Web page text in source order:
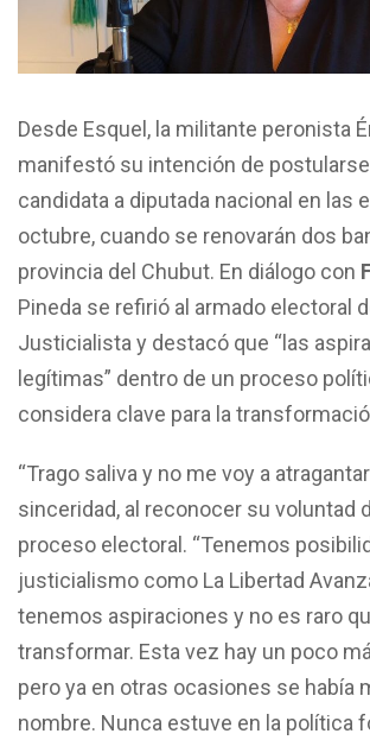
Desde Esquel, la militante peronista
manifestó su intención de
candidata a diputada nacional en las
octubre, cuando se renovarán dos
provincia del Chubut. En diálogo con
Pineda se refirió al armado electoral
Justicialista y destacó que “las
legítimas” dentro de un proceso
considera clave para la
“Trago saliva y no me voy a
sinceridad, al reconocer su voluntad
proceso electoral. “Tenemos
justicialismo como La Libertad
tenemos aspiraciones y no es raro
transformar. Esta vez hay un poco
pero ya en otras ocasiones se había
nombre. Nunca estuve en la política